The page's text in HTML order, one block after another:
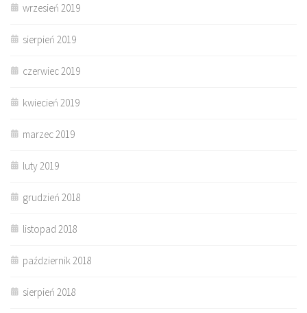
wrzesień 2019
sierpień 2019
czerwiec 2019
kwiecień 2019
marzec 2019
luty 2019
grudzień 2018
listopad 2018
październik 2018
sierpień 2018